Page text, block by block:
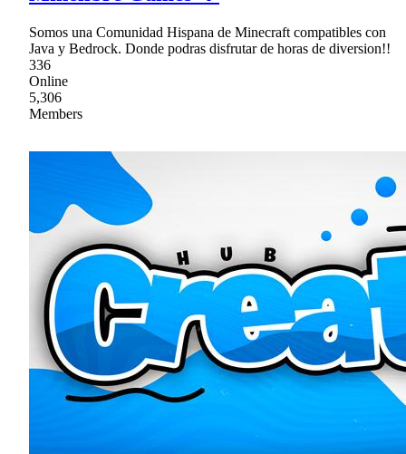
Somos una Comunidad Hispana de Minecraft compatibles con
Java y Bedrock. Donde podras disfrutar de horas de diversion!!
336
Online
5,306
Members